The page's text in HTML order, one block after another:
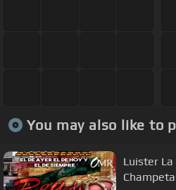
You may also like to
Luister La